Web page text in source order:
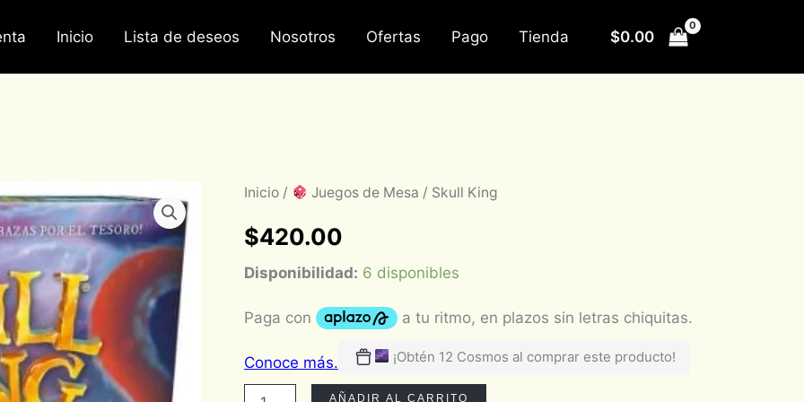
Inicio Lista de deseos Nosotros Ofertas Pago Tienda $0.00
Inicio/ Juegos de Mesa / Skull King
$420.00
Disponibilidad: 6 disponibles
¡Obtén 12 Cosmos al comprar este producto!
Skull
cantidad
AÑADIR AL CARRITO